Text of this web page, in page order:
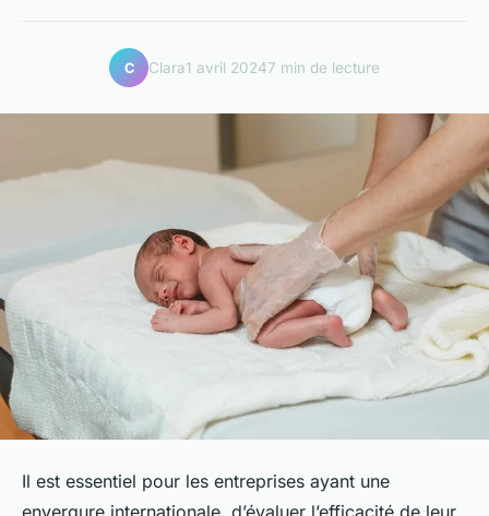
C Clara1 avril 20247 min de lecture
Il est essentiel pour les entreprises ayant une